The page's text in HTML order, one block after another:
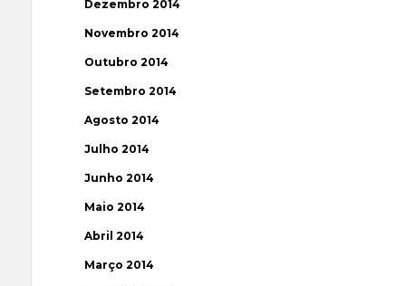
Dezembro 2014
Novembro 2014
Outubro 2014
Setembro 2014
Agosto 2014
Julho 2014
Junho 2014
Maio 2014
Abril 2014
Março 2014